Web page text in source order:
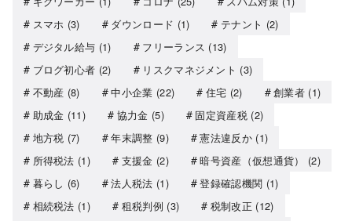
スマホ (3) ダウンロード (1) テナント (2)
デジタル給与 (1) フリーランス (13)
ブログ初心者 (2) リスクマネジメント (3)
不動産 (8) 中小企業 (22) 住宅 (2) 創業者 (1)
助成金 (11) 協力金 (5) 固定資産税(2)
地方税 (7) 年末調整 (9) 憲法違反か(1)
所得税法 (1) 支援金 (2) 暗号資産（仮想通貨）
(2)
暮らし (6) 法人税法 (1) 登録確認機関 (1)
相続税法 (1) 租税判例 (3) 税制改正 (12)